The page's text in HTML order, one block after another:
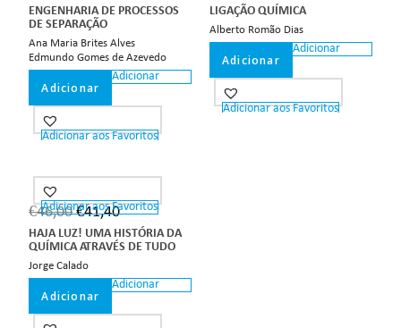
ENGENHARIA DE PROCESSOS
DE SEPARAÇÃO
Ana Maria Brites Alves
Edmundo Gomes de Azevedo
Adicionar
Adicionar
Adicionar aos Favoritos
LIGAÇÃO QUÍMICA
Alberto Romão Dias
Adicionar
Adicionar
Adicionar aos Favoritos
Adicionar aos Favoritos
€46,00 €41,40
HAJA LUZ! UMA HISTÓRIA DA
QUÍMICA ATRAVÉS DE TUDO
Jorge Calado
Adicionar
Adicionar